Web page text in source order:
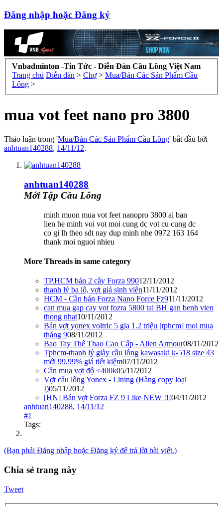
Đăng nhập hoặc Đăng ký
Vnbadminton -Tin Tức - Diễn Đàn Cầu Lông Việt Nam
Trang chủ Diễn đàn > Chợ > Mua/Bán Các Sản Phẩm Cầu
Lông >
mua vot feet nano pro 3800
Thảo luận trong 'Mua/Bán Các Sản Phẩm Cầu Lông' bắt đầu bởi
anhtuan140288, 14/11/12.
anhtuan140288
Mới Tập Cầu Lông
minh muon mua vot feet nanopro 3800 ai ban
lien he minh voi vot moi cung dc vot cu cung dc
co gi lh theo sdt nay dup minh nhe 0972 163 164
thank moi nguoi nhieu
More Threads in same category
TP.HCM bán 2 cây Forza 99012/11/2012
thanh lý ba lô, vợt giá sinh viên11/11/2012
HCM - Cần bán Forza Nano Force Fz911/11/2012
can mua gap cay vot fozra 5800 tai BH gan benh vien
thong nhat10/11/2012
Bán vợt yonex voltric 5 gia 1.2 triệu [tphcm] moi mua
tháng 908/11/2012
Bao Tay Thể Thao Cao Cấp - Alien Armour08/11/2012
Tphcm-thanh lý giày cầu lông kawasaki k-518 size 43
mới 99,99% giá tiết kiệm07/11/2012
Cần mua vợt độ <400k05/11/2012
Vợt cầu lông Yonex - Lining (Hàng copy loại
I)05/11/2012
[HN] Bán vợt Forza FZ 9 Like NEW !!!04/11/2012
anhtuan140288, 14/11/12
#1
Tags:
(Bạn phải Đăng nhập hoặc Đăng ký để trả lời bài viết.)
Chia sẻ trang này
Tweet